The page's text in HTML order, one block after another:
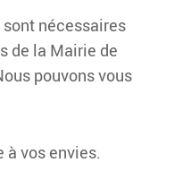
nécessaires
de la Mairie de
pouvons vous
à vos envies.